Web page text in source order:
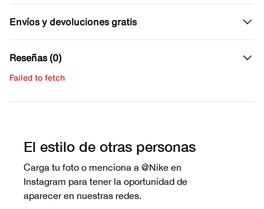
Envíos y devoluciones gratis
Reseñas (0)
Failed to fetch